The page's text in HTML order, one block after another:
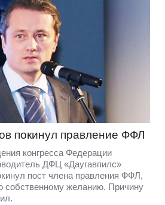
покинул правление ФФЛ
конгресса Федерации
ДФЦ «Даугавпилс»
пост члена правления ФФЛ,
собственному желанию. Причину